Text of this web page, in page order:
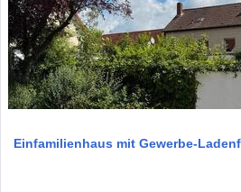
Einfamilienhaus mit Gewerbe-